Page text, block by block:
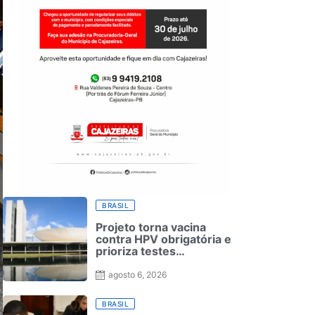
BRASIL
Projeto torna vacina
contra HPV obrigatória e
prioriza testes
de colo do útero
agosto 6, 2026
BRASIL